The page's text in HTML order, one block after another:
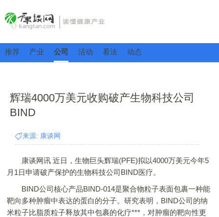
推荐 产业 公司 活动 看法 动态
辉瑞4000万美元收购破产生物科技公司
BIND
来源: 康谈网
康谈网讯 近日，生物巨头辉瑞(PFE)拟以4000万美元今年5
月1日申请破产保护的生物科技公司BIND医疗。
BIND公司核心产品BIND-014是聚合物粒子表面包裹一种能
靶向多种肿瘤中表达的蛋白的分子。研究表明，BIND公司的纳
米粒子比脂质粒子释放其中包裹的化疗***，对肿瘤的靶向性更